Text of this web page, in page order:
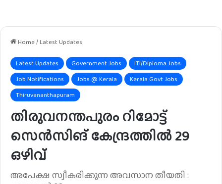
Home/Latest Updates
Latest Updates Government Jobs
ITI/Diploma Jobs
Job Notifications
Jobs @ Kerala
Kerala Govt Jobs
Thiruvananthapuram
തിരുവനന്തപുരം റിമോട്ട്
സെൻസിങ് കേന്ദ്രത്തിൽ 29
ഒഴിവ്
അപേക്ഷ സ്വീകരിക്കുന്ന അവസാന തീയതി :